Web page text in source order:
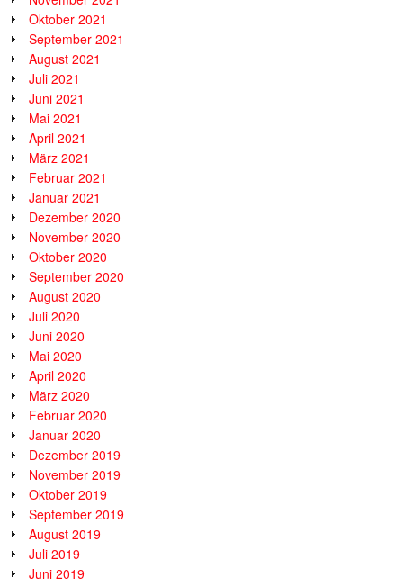
Oktober 2021
September 2021
August 2021
Juli 2021
Juni 2021
Mai 2021
April 2021
März 2021
Februar 2021
Januar 2021
Dezember 2020
November 2020
Oktober 2020
September 2020
August 2020
Juli 2020
Juni 2020
Mai 2020
April 2020
März 2020
Februar 2020
Januar 2020
Dezember 2019
November 2019
Oktober 2019
September 2019
August 2019
Juli 2019
Juni 2019